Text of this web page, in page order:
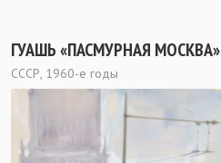
ГУАШЬ «ПАСМУРНАЯ МОСКВА»
СССР, 1960-е годы